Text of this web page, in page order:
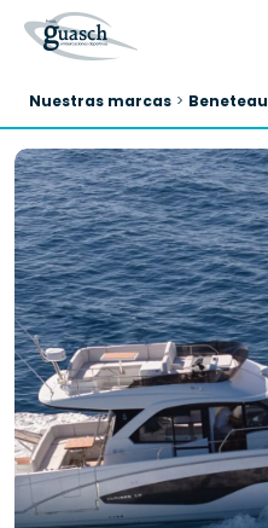
Nuestras marcas Beneteau